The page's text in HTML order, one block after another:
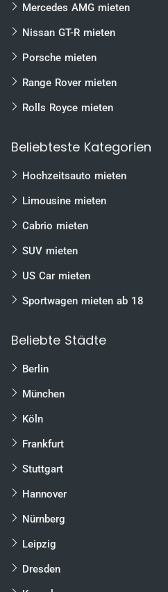
uvm.
Mercedes AMG mieten
Nissan GT-R mieten
Porsche mieten
Range Rover mieten
Rolls Royce mieten
Beliebteste Kategorien
Hochzeitsauto mieten
Limousine mieten
Cabrio mieten
SUV mieten
US Car mieten
Sportwagen mieten ab 18
Beliebte Städte
Berlin
München
Köln
Frankfurt
Stuttgart
Hannover
Nürnberg
Leipzig
Dresden